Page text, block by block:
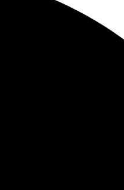
на услуги приятно
формат, загрузила